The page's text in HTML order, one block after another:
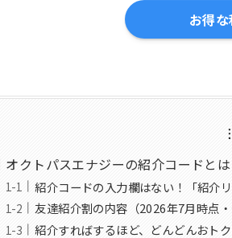
お得
オクトパスエナジーの紹介コードと
紹介コードの入力欄はない！「紹介
友達紹介割の内容（2026年7月時点・
紹介すればするほど、どんどんおト